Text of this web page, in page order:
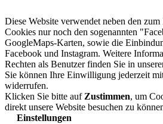
Diese Website verwendet neben den
Cookies nur noch den sogenannten
GoogleMaps-Karten, sowie die
Facebook und Instagram. Weitere
Rechten als Benutzer finden Sie in
Sie können Ihre Einwilligung jederzeit
widerrufen.
Klicken Sie bitte auf Zustimmen, um
direkt unsere Website besuchen zu
Einstellungen